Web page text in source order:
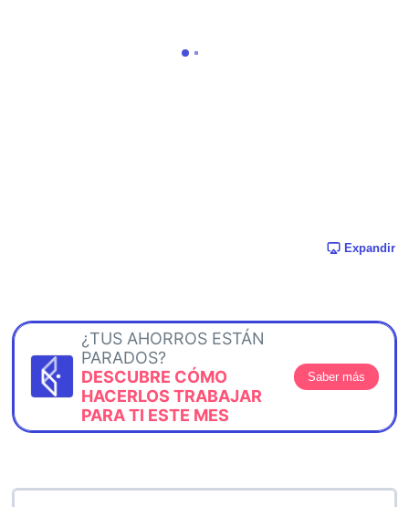
Expandir
¿TUS AHORROS ESTÁN
PARADOS?
DESCUBRE CÓMO
HACERLOS TRABAJAR
PARA TI ESTE MES
Saber más